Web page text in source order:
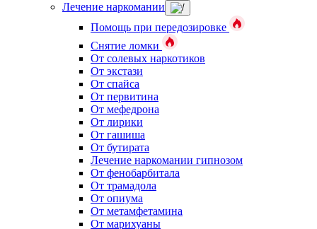
Лечение наркомании
Помощь при передозировке
Снятие ломки
От солевых наркотиков
От экстази
От спайса
От первитина
От мефедрона
От лирики
От гашиша
От бутирата
Лечение наркомании гипнозом
От фенобарбитала
От трамадола
От опиума
От метамфетамина
От марихуаны